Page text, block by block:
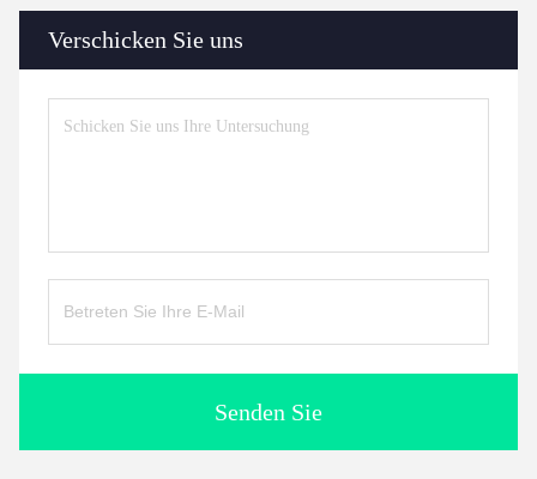
Verschicken Sie uns
Senden Sie